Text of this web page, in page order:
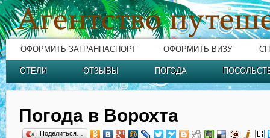
ОФОРМИТЬ ЗАГРАНПАСПОРТ ОФОРМИТЬ ВИЗУ
ОТЕЛИ ОТЗЫВЫ ПОГОДА
Погода в Ворохта
Поделиться…